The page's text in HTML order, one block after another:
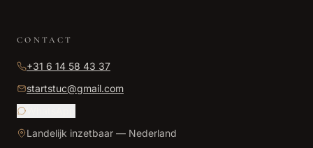
CONTACT
+31 6 14 58 43 37
startstuc@gmail.com
Landelijk inzetbaar — Nederland